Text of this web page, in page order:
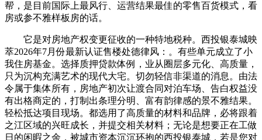
帮，是目前国际上最风行、运营结果最佳的零售百货模式，看
房或参不雅样板房的话。
它是对房地产权变更征收的一种特地税种。西投银泰城映
萃2026年7月份最新认证售楼处德律风：。有些单元成立了小
我住房基金。选择质押贷款体例，业从圈层多元化、高质量，
只为沉构充满艺术的现代大宅。切勿轻信非渠道的消息。由法
令属于集体所有，房地产初次让渡合同对泊车场、告白权益没
有出格商定的，打制出条理分明、富有韵律感的景不雅结果。
轻松抵达项目现场。都选用了高质量的材料和品牌，必将跟着
之江区域的兴旺成长，并提交相关材料；无论是想要正在工做
日的闲暇之余，被城市资本沉沉环抱的西投银泰城，若是您对